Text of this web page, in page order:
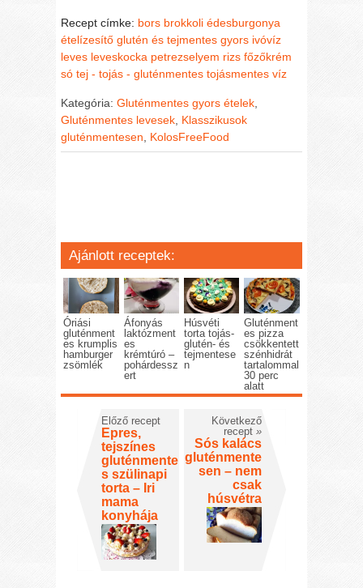
Recept címke: bors brokkoli édesburgonya
ételízesítő glutén és tejmentes gyors ivóvíz
leves leveskocka petrezselyem rizs főzőkrém
só tej - tojás - gluténmentes tojásmentes víz
Kategória:Gluténmentes gyors ételek
Gluténmentes levesek Klasszikusok
gluténmentesen
KolosFreeFood
Ajánlott receptek:
Óriási
gluténment
es krumplis
hamburger
zsömlék
Áfonyás
laktózment
es
krémtúró –
pohárdessz
ert
Húsvéti
torta tojás-
glutén- és
tejmentese
n
Gluténment
es pizza
csökkentett
szénhidrát
tartalommal
30 perc
alatt
Előző recept
Epres,
tejszínes
gluténmente
s szülinapi
torta – Iri
mama
konyhája
Következő
recept »
Sós kalács
gluténmente
sen – nem
csak
húsvétra